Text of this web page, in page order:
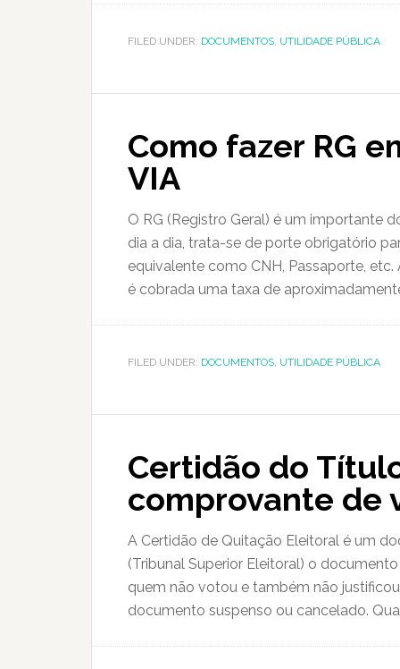
FILED UNDER: DOCUMENTOS, UTILIDADE PÚBLICA
Como fazer RG
VIA
O RG (Registro Geral) é um importante
dia a dia, trata-se de porte obrigatório
equivalente como CNH, Passaporte,
é cobrada uma taxa de
FILED UNDER: DOCUMENTOS, UTILIDADE PÚBLICA
Certidão do
comprovante de
A Certidão de Quitação Eleitoral é um
(Tribunal Superior Eleitoral) o
quem não votou e também não
documento suspenso ou cancelado.